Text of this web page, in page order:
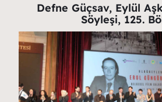
Defne Güçsav, Eylül
Söyleşi, 125.